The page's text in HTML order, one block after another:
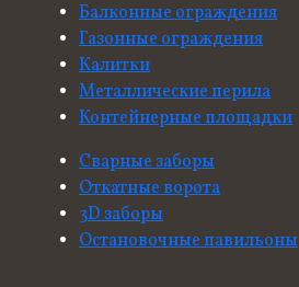
Балконные ограждения
Газонные ограждения
Калитки
Металлические перила
Контейнерные площадки
Сварные заборы
Откатные ворота
3D заборы
Остановочные павильоны